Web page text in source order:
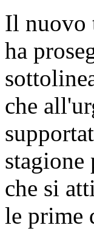
Il nuovo
ha
che
stagione
che si
le prime